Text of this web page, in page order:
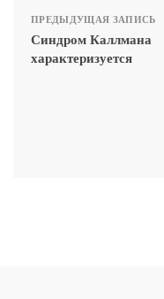
ПРЕДЫДУЩАЯ ЗАПИСЬ
Синдром Каллмана
характеризуется